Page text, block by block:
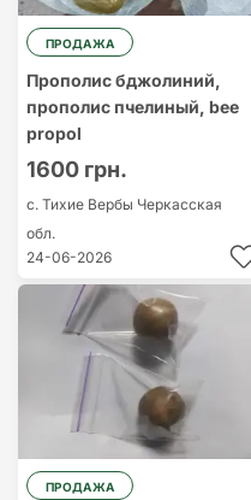
ПРОДАЖА
Прополис бджолиний,
прополис пчелиный, bee
propol
1600 грн.
с. Тихие Вербы Черкасская
обл.
24-06-2026
ПРОДАЖА